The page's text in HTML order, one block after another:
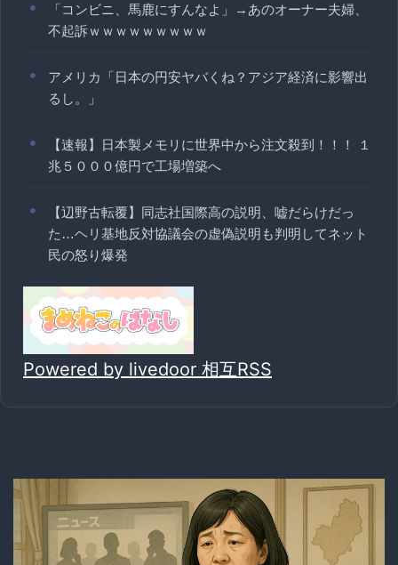
「コンビニ、馬鹿にすんなよ」→あのオーナー夫婦、
不起訴ｗｗｗｗｗｗｗｗｗ
アメリカ「日本の円安ヤバくね？アジア経済に影響出
るし。」
【速報】日本製メモリに世界中から注文殺到！！！ １
兆５０００億円で工場増築へ
【辺野古転覆】同志社国際高の説明、嘘だらけだっ
た…ヘリ基地反対協議会の虚偽説明も判明してネット
民の怒り爆発
Powered by livedoor 相互RSS